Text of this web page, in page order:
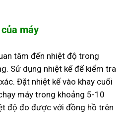
máy
tâm đến nhiệt độ trong
Sử dụng nhiệt kế để kiểm tra
Đặt nhiệt kế vào khay cuối
máy trong khoảng 5-10
độ đo được với đồng hồ trên